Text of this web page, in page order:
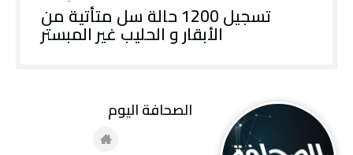
تسجيل 1200 حالة سل متأتية من
الأبقار و الحليب غير المبستر